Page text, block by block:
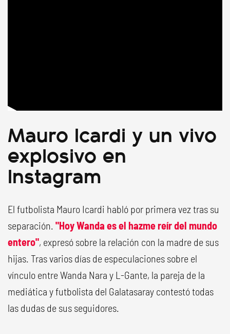
Mauro Icardi y un vivo
explosivo en
Instagram
El futbolista Mauro Icardi habló por primera vez tras su
separación. "Hoy Wanda es el hazme reír del mundo
entero", expresó sobre la relación con la madre de sus
hijas. Tras varios días de especulaciones sobre el
vínculo entre Wanda Nara y L-Gante, la pareja de la
mediática y futbolista del Galatasaray contestó todas
las dudas de sus seguidores.